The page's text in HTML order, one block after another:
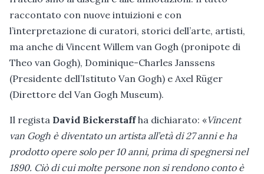
raccontato con nuove intuizioni e con
l’interpretazione di curatori, storici dell’arte, artisti,
ma anche di Vincent Willem van Gogh (pronipote di
Theo van Gogh), Dominique-Charles Janssens
(Presidente dell’Istituto Van Gogh) e Axel Rüger
(Direttore del Van Gogh Museum).
Il regista David Bickerstaffha dichiarato: «Vincent
van Gogh è diventato un artista all’età di 27 anni e ha
prodotto opere solo per 10 anni, prima di spegnersi nel
1890. Ciò di cui molte persone non si rendono conto è